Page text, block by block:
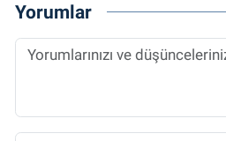
Yorumlar